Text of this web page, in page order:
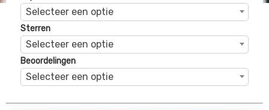
Salmakis Resort en Spa
Bodrum, Egeische Kust, Turkije
4.0